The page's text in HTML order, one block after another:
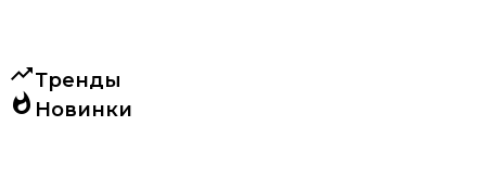
trending_upТренды
whatshot Новинки